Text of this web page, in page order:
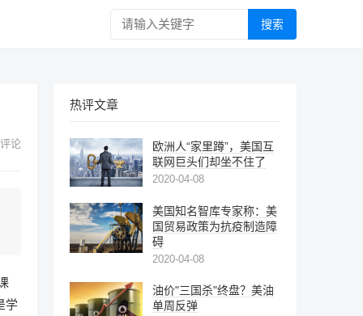
搜索
论
学
热评文章
欧洲人“家里蹲”，美国互
联网巨头们却坐不住了
2020-04-08
美国知名智库专家称：美
国贸易政策为抗疫制造障
碍
2020-04-08
油价"三国杀"终盘？美油
单周反弹